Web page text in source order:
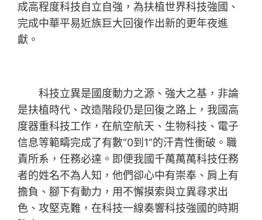
成高程度科技自立自強，為扶植世界科技強國、
完成中華平易近族巨大回復作出新的更年夜進
獻。
科技立異是國度動力之源、強大之基，非論
是扶植時代、改造階段仍是回復之路上，我國高
度器重科技工作，在航空航天、生物科技、電子
信息等範疇完成了有數“0到1”的汗青性衝破。職
責所系，任務必達。即便我國千萬萬萬科技任務
者的姓名不為人知，他們卻心中有崇奉、肩上有
擔負、腳下有動力，用不懈摸索與立異尋求出
色、攻堅克難，在科技一線奏響科技強國的時期